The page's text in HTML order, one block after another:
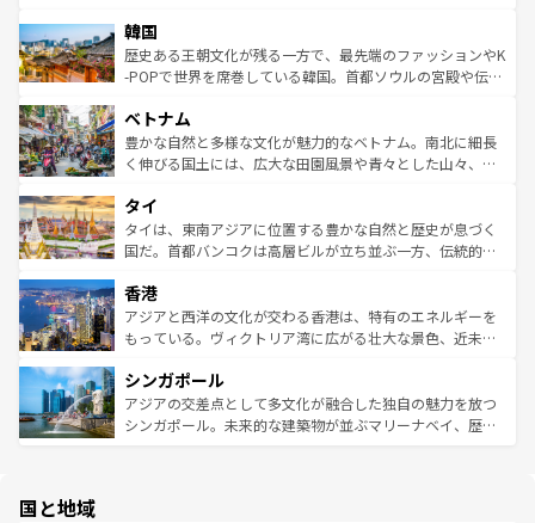
ワイを、存分に味わってほしい。 なお、新着のハワイ情報
はコンテンツ一覧を参照してほしい。
いる。アクティビティも充実しており、サーフィンやダイ
ビング、ハイキングなど、アウトドア好きにはたまらな
い。オーストラリアの多彩な魅力を存分に味わいつくそ
参照してほしい。
ン）、静ひつな山岳地帯である台湾東部など、都市の喧騒
と山間の静けさが共存しており、訪れる人に新しい発見と
驚きをもたらしてくれる。また、奥深い台湾の食文化も魅
容にもいいと評判のスイーツなど、バラエティ豊かな料理
が味わえる。 なお、新着の台湾情報は コンテンツ一覧を参
照してほしい。
韓国
歴史ある王朝文化が残る一方で、最先端のファッションやK
-POPで世界を席巻している韓国。首都ソウルの宮殿や伝統
き、地方に足を延ばせば四季折々の自然美を楽しむことが
できる。そして、キムチや焼肉、絶品のストリートフード
まで、さまざまな韓国料理が待っている。夜には、韓国な
リティに包まれながら、韓国の多彩な魅力を心ゆくまで味
わってみてほしい。 なお、新着の韓国情報はコンテンツ一
覧を参照してほしい。
ベトナム
豊かな自然と多様な文化が魅力的なベトナム。南北に細長
く伸びる国土には、広大な田園風景や青々とした山々、世
急速な発展と共に伝統が息づく。ハノイの古い町並みやホ
ーチミン市のフランス統治時代の建物も、独特の雰囲気を
醸し出している。また、バラエティの豊かさとおいしさで
とつ。フォーやバインミー、ベトナムコーヒーなどは、ぜ
ひ現地で味わいたい。どの地域を訪れてもあたたかい人々
が旅行者を迎えてくれるので、きっと忘れられない旅にな
参照してほしい。
タイ
タイは、東南アジアに位置する豊かな自然と歴史が息づく
国だ。首都バンコクは高層ビルが立ち並ぶ一方、伝統的な
の活気が交差している。北部ではチェンマイなどの山岳地
帯で自然と触れ合い、南部ではプーケットやクラビの美し
いビーチでリゾート気分を楽しむことができる。タイ料理
激する。気候は一年中温暖で、どの季節にも異なる楽しみ
が待っている。親しみやすいタイの人々、仏教を中心とし
た文化、そして多様な観光資源が、訪れる旅人を魅了し続
香港
アジアと西洋の文化が交わる香港は、特有のエネルギーを
もっている。ヴィクトリア湾に広がる壮大な景色、近未来
み、どこを訪れても感動するはず。観光スポットが密集し
ており、効率よく見どころを回れるのも魅力。息をのむよ
うな絶景から文化的な体験まで、香港を存分に楽しみ尽く
シンガポール
アジアの交差点として多文化が融合した独自の魅力を放つ
シンガポール。未来的な建築物が並ぶマリーナベイ、歴史
国と地域